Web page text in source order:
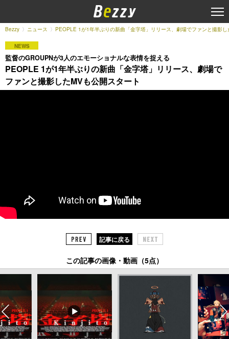
Bezzy ニュース PEOPLE 1が1年半ぶりの新曲「金字塔」リリース、劇場でファンと撮影
NEWS
監督のGROUPNが3人のエモーショナルな表情を捉える
PEOPLE 1が1年半ぶりの新曲「金字塔」リリース、劇場で
ファンと撮影したMVも公開スタート
記事に戻る
この記事の画像・動画（5点）